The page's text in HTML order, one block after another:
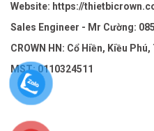
Website: https://
Sales Engineer - Mr Cường:
CROWN HN: Cổ Hiền, Kiều
MST: 0110324511